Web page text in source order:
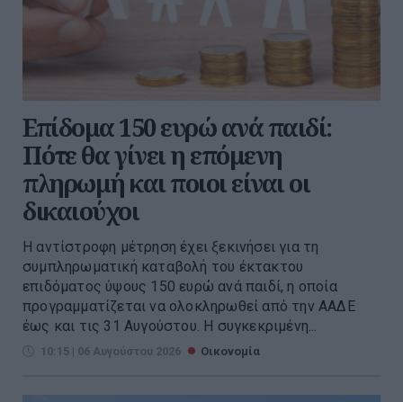
Επίδομα 150 ευρώ ανά παιδί:
Πότε θα γίνει η επόμενη
πληρωμή και ποιοι είναι οι
δικαιούχοι
Η αντίστροφη μέτρηση έχει ξεκινήσει για τη
συμπληρωματική καταβολή του έκτακτου
επιδόματος ύψους 150 ευρώ ανά παιδί, η οποία
προγραμματίζεται να ολοκληρωθεί από την ΑΑΔΕ
έως και τις 31 Αυγούστου. Η συγκεκριμένη...
10:15 | 06 Αυγούστου 2026 Οικονομία